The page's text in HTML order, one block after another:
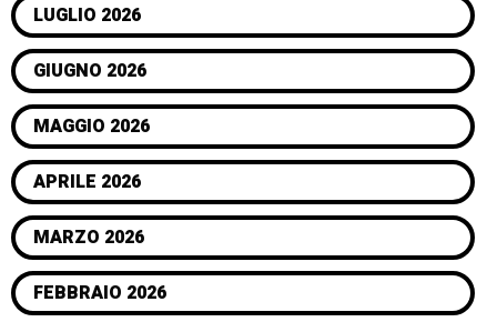
LUGLIO 2026
GIUGNO 2026
MAGGIO 2026
APRILE 2026
MARZO 2026
FEBBRAIO 2026